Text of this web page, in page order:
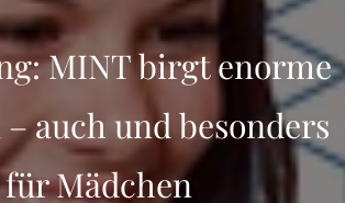
MINT birgt enorme
auch und besonders
für Mädchen